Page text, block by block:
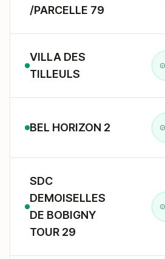
/PARCELLE 79
VILLA DES
TILLEULS
BEL HORIZON 2
SDC
DEMOISELLES
DE BOBIGNY
TOUR 29